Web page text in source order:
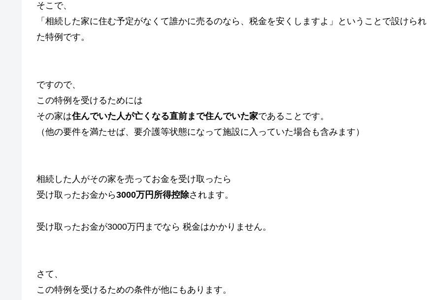
そこで、
「相続した家に住む予定がなくて誰かに売るのなら、税金を安くしますよ」ということで設けられ
た特例です。
ですので、
この特例を受けるためには
その家は住んでいた人が亡くなる直前まで住んでいた家であることです。
（他の要件を満たせば、要介護等状態になって施設に入っていた場合も含みます）
相続した人がその家を売ってお金を受け取ったら
受け取ったお金から3000万円所得控除されます。
受け取ったお金が3000万円までなら 税金はかかりません。
さて、
この特例を受けるための条件が他にもあります。